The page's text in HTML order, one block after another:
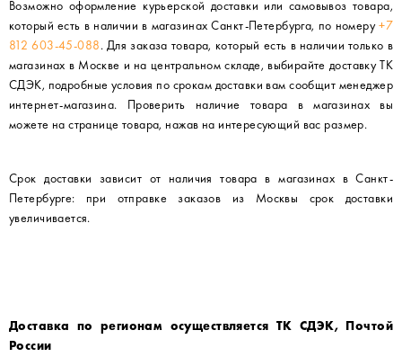
Возможно оформление курьерской доставки или самовывоз товара,
который есть в наличии в магазинах Санкт-Петербурга, по номеру+7
812 603-45-088. Для заказа товара, который есть в наличии только в
магазинах в Москве и на центральном складе, выбирайте доставку ТК
СДЭК, подробные условия по срокам доставки вам сообщит менеджер
интернет-магазина. Проверить наличие товара в магазинах вы
можете на странице товара, нажав на интересующий вас размер.
Срок доставки зависит от наличия товара в магазинах в Санкт-
Петербурге: при отправке заказов из Москвы срок доставки
увеличивается.
Доставка по регионам осуществляется ТК СДЭК, Почтой
России